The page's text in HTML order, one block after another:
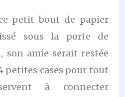
petit bout de papier
sous la porte de
son amie serait restée
petites cases pour tout
à connecter